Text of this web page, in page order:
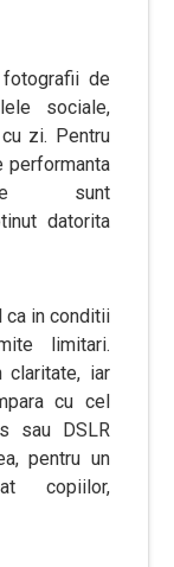
de
sociale,
zi. Pentru
performanta
sunt
datorita
ca in conditii
limitari.
iar
cu cel
sau DSLR
pentru un
copiilor,